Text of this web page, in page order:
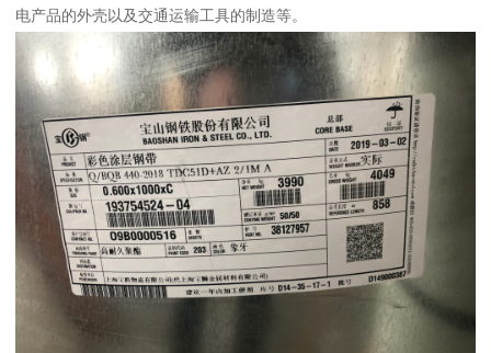
电产品的外壳以及交通运输工具的制造等。